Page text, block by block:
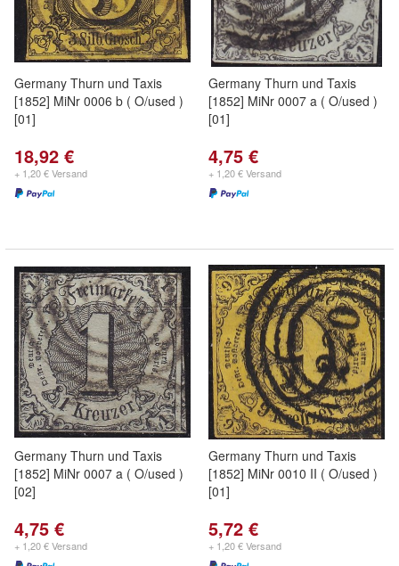
Germany Thurn und Taxis
[1852] MiNr 0006 b ( O/used )
[01]
18,92 €
+ 1,20 € Versand
Germany Thurn und Taxis
[1852] MiNr 0007 a ( O/used )
[01]
4,75 €
+ 1,20 € Versand
Germany Thurn und Taxis
[1852] MiNr 0007 a ( O/used )
[02]
4,75 €
+ 1,20 € Versand
Germany Thurn und Taxis
[1852] MiNr 0010 II ( O/used )
[01]
5,72 €
+ 1,20 € Versand